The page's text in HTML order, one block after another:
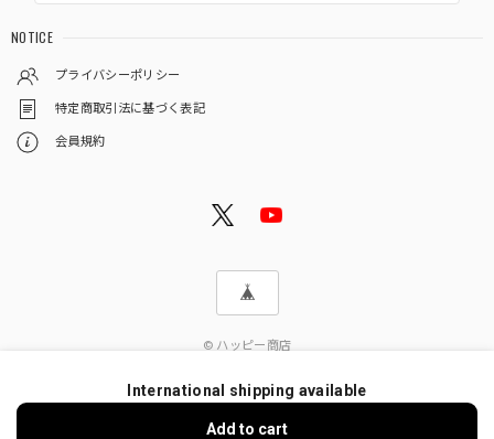
NOTICE
プライバシーポリシー
特定商取引法に基づく表記
会員規約
© ハッピー商店
International shipping available
Add to cart